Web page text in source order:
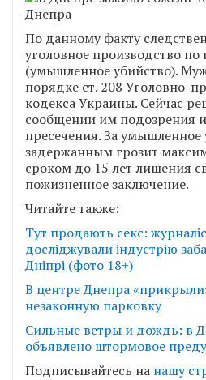
По данному факту
уголовное производство по
(умышленное убийство).
порядке ст. 208 Уголовно-
кодекса Украины. Сейчас
сообщении им подозрения
пресечения. За умышленное
задержанным грозит
сроком до 15 лет лишения
пожизненное заключение.
Читайте также:
Тут продають секс:
досліджували індустрію
Дніпрі (фото 18+)
В центре Днепра
незаконную парковку
Сильные ветры и дождь: в
объявлено штормовое
Подписывайтесь на нашу